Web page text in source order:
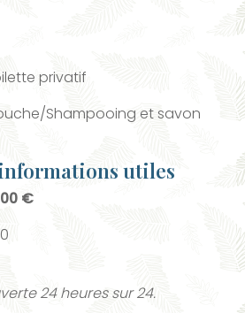
privatif
Shampooing et savon
utiles
€
24 heures sur 24.